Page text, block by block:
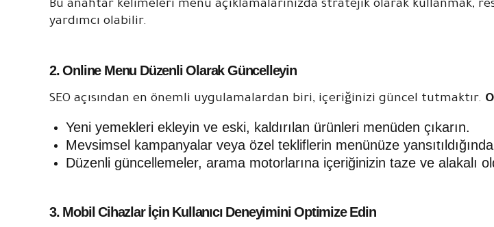
Bu anahtar kelimeleri menü açıklamalarınızda stratejik olarak kullanmak,
yardımcı olabilir.
2. Online Menu Düzenli Olarak Güncelleyin
SEO açısından en önemli uygulamalardan biri, içeriğinizi güncel tutmaktır.
Yeni yemekleri ekleyin ve eski, kaldırılan ürünleri menüden çıkarın.
Mevsimsel kampanyalar veya özel tekliflerin menünüze
Düzenli güncellemeler, arama motorlarına içeriğinizin taze ve alakalı
3. Mobil Cihazlar İçin Kullanıcı Deneyimini Optimize Edin